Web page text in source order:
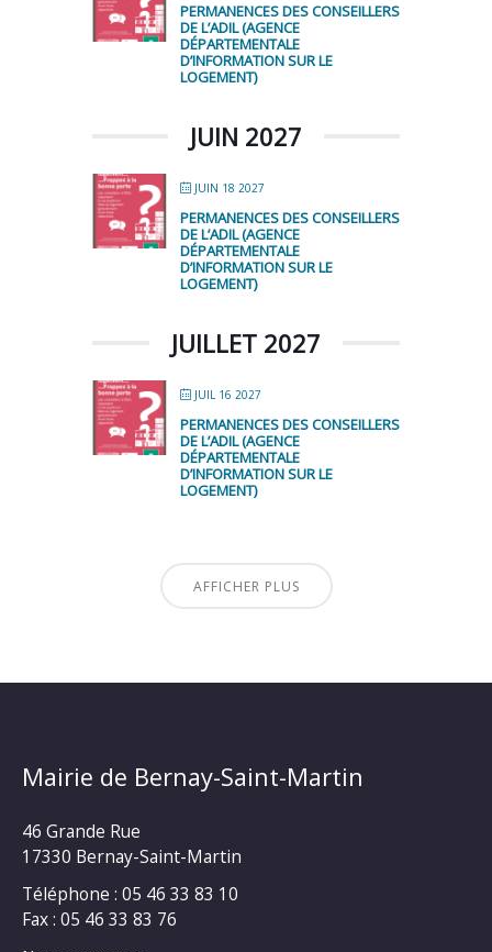
PERMANENCES DES CONSEILLERS
DE L’ADIL (AGENCE
DÉPARTEMENTALE
D’INFORMATION SUR LE
LOGEMENT)
JUIN 2027
JUIN 18 2027
PERMANENCES DES CONSEILLERS
DE L’ADIL (AGENCE
DÉPARTEMENTALE
D’INFORMATION SUR LE
LOGEMENT)
JUILLET 2027
JUIL 16 2027
PERMANENCES DES CONSEILLERS
DE L’ADIL (AGENCE
DÉPARTEMENTALE
D’INFORMATION SUR LE
LOGEMENT)
AFFICHER PLUS
Mairie de Bernay-Saint-Martin
46 Grande Rue
17330 Bernay-Saint-Martin
Téléphone : 05 46 33 83 10
Fax : 05 46 33 83 76